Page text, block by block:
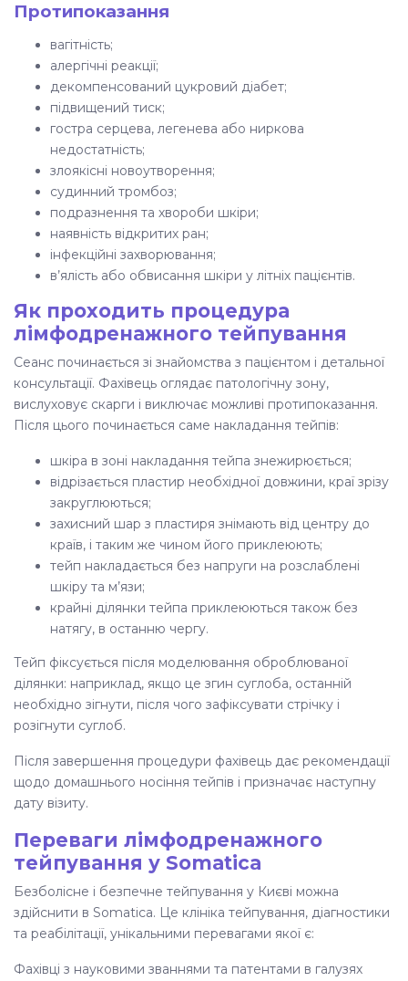
Протипоказання
вагітність;
алергічні реакції;
декомпенсований цукровий діабет;
підвищений тиск;
гостра серцева, легенева або ниркова
недостатність;
злоякісні новоутворення;
судинний тромбоз;
подразнення та хвороби шкіри;
наявність відкритих ран;
інфекційні захворювання;
в’ялість або обвисання шкіри у літніх пацієнтів.
Як проходить процедура
лімфодренажного тейпування
Сеанс починається зі знайомства з пацієнтом і детальної
консультації. Фахівець оглядає патологічну зону,
вислуховує скарги і виключає можливі протипоказання.
Після цього починається саме накладання тейпів:
шкіра в зоні накладання тейпа знежирюється;
відрізається пластир необхідної довжини, краї зрізу
закруглюються;
захисний шар з пластиря знімають від центру до
країв, і таким же чином його приклеюють;
тейп накладається без напруги на розслаблені
шкіру та м’язи;
крайні ділянки тейпа приклеюються також без
натягу, в останню чергу.
Тейп фіксується після моделювання оброблюваної
ділянки: наприклад, якщо це згин суглоба, останній
необхідно зігнути, після чого зафіксувати стрічку і
розігнути суглоб.
Після завершення процедури фахівець дає рекомендації
щодо домашнього носіння тейпів і призначає наступну
дату візиту.
Переваги лімфодренажного
тейпування у Somatica
Безболісне і безпечне тейпування у Києві можна
здійснити в Somatica. Це клініка тейпування, діагностики
та реабілітації, унікальними перевагами якої є:
Фахівці з науковими званнями та патентами в галузях